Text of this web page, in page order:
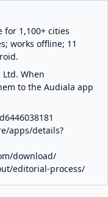
for 1,100+ cities
works offline; 11
When
to the Audiala app
apps/details?
download/
editorial-process/